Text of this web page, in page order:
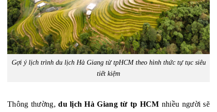
Gợi ý lịch trình du lịch Hà Giang từ tpHCM theo hình thức tự tục siêu
tiết kiệm
Thông thường,du lịch Hà Giang từ tp HCM nhiều người sẽ